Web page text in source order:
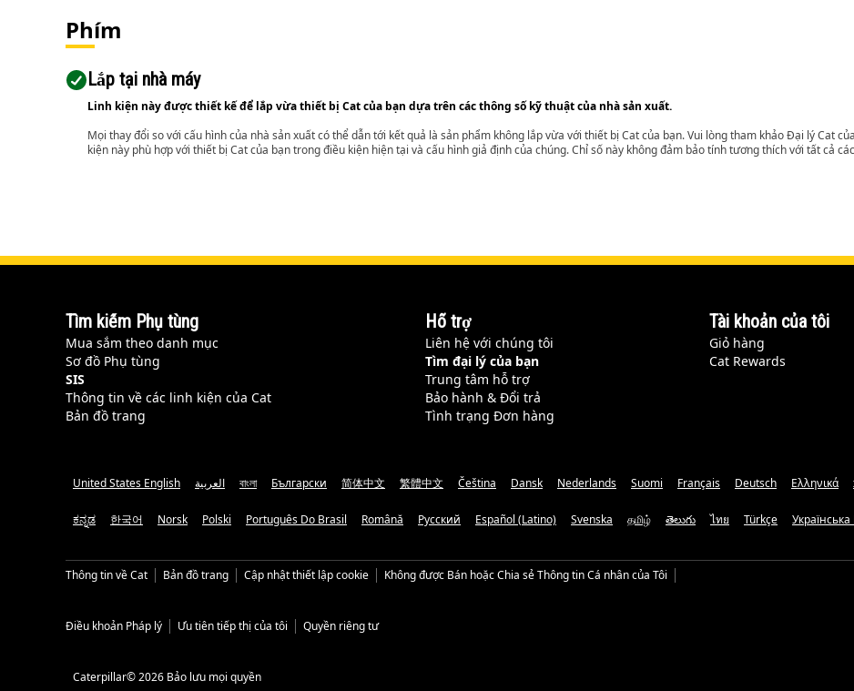
Phím
Lắp tại nhà máy
Linh kiện này được thiết kế để lắp vừa thiết bị Cat của bạn dựa trên các thông số kỹ thuật của nhà sản xuất.
Mọi thay đổi so với cấu hình của nhà sản xuất có thể dẫn tới kết quả là sản phẩm không lắp vừa với thiết bị Cat của bạn. Vui lòng tham khảo Đại lý Cat
kiện này phù hợp với thiết bị Cat của bạn trong điều kiện hiện tại và cấu hình giả định của chúng. Chỉ số này không đảm bảo tính tương thích với tất cả
Tìm kiếm Phụ tùng
Mua sắm theo danh mục
Sơ đồ Phụ tùng
SIS
Thông tin về các linh kiện của Cat
Bản đồ trang
Hỗ trợ
Liên hệ với chúng tôi
Tìm đại lý của bạn
Trung tâm hỗ trợ
Bảo hành & Đổi trả
Tình trạng Đơn hàng
Tài khoản của tôi
Giỏ hàng
Cat Rewards
United States English العربية বাংলা Български 简体中文 繁體中文 Čeština Dansk Nederlands Suomi Français Deutsch Ελληνικά
ಕನ್ನಡ 한국어 Norsk Polski Português Do Brasil Română Русский Español (Latino) Svenska தமிழ் తెలుగు ไทย Türkçe
Thông tin về Cat Bản đồ trang Cập nhật thiết lập cookie Không được Bán hoặc Chia sẻ Thông tin Cá nhân của Tôi
Điều khoản Pháp lý Ưu tiên tiếp thị của tôi Quyền riêng tư
Caterpillar© 2026 Bảo lưu mọi quyền